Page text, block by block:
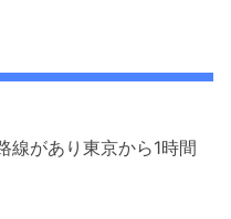
線があり東京から1時間